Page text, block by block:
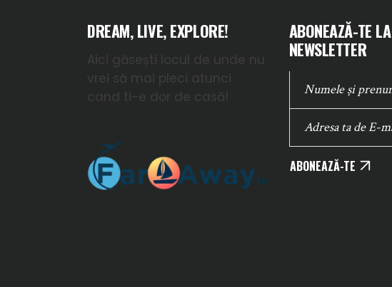
DREAM, LIVE, EXPLORE!
Aici găsești locul de unde nu
vrei să mai pleci atunci
cand ti-e dor de casă!
ABONEAZĂ-TE LA
NEWSLETTER
ABONEAZĂ-TE